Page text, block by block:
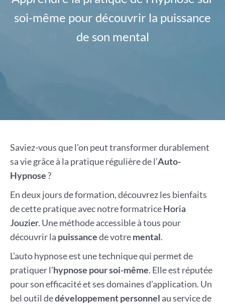
soi-même pour découvrir la puissance
de son mental
Saviez-vous que l’on peut transformer durablement
sa vie grâce à la pratique régulière de l’Auto-
Hypnose?
En deux jours de formation, découvrez les bienfaits
de cette pratique avec notre formatriceHoria
Jouzier. Une méthode accessible à tous pour
découvrir la puissancede votremental.
L’auto hypnose est une technique qui permet de
pratiquer l’hypnose pour soi-même. Elle est réputée
pour son efficacité et ses domaines d’application. Un
bel outil dedéveloppement personnel au service de